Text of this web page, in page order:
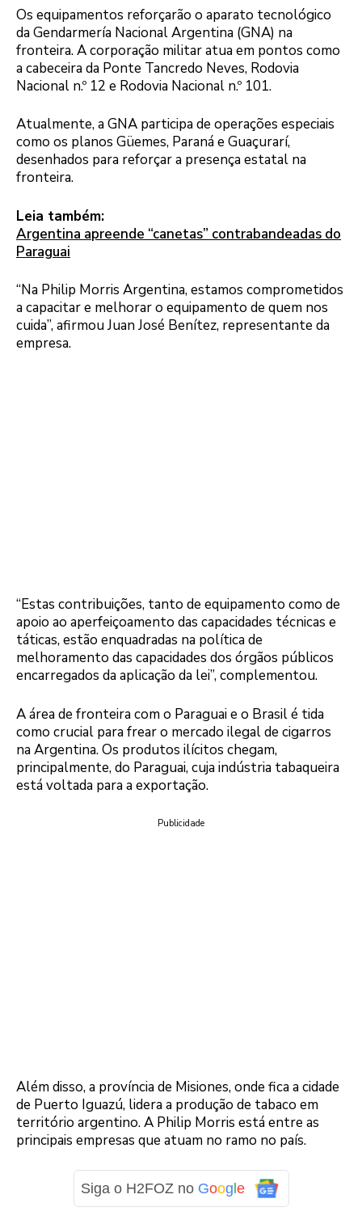
Os equipamentos reforçarão o aparato tecnológico
da Gendarmería Nacional Argentina (GNA) na
fronteira. A corporação militar atua em pontos como
a cabeceira da Ponte Tancredo Neves, Rodovia
Nacional n.º 12 e Rodovia Nacional n.º 101.
Atualmente, a GNA participa de operações especiais
como os planos Güemes, Paraná e Guaçurarí,
desenhados para reforçar a presença estatal na
fronteira.
Leia também:
Argentina apreende “canetas” contrabandeadas do
Paraguai
“Na Philip Morris Argentina, estamos comprometidos
a capacitar e melhorar o equipamento de quem nos
cuida”, afirmou Juan José Benítez, representante da
empresa.
“Estas contribuições, tanto de equipamento como de
apoio ao aperfeiçoamento das capacidades técnicas e
táticas, estão enquadradas na política de
melhoramento das capacidades dos órgãos públicos
encarregados da aplicação da lei”, complementou.
A área de fronteira com o Paraguai e o Brasil é tida
como crucial para frear o mercado ilegal de cigarros
na Argentina. Os produtos ilícitos chegam,
principalmente, do Paraguai, cuja indústria tabaqueira
está voltada para a exportação.
Publicidade
Além disso, a província de Misiones, onde fica a cidade
de Puerto Iguazú, lidera a produção de tabaco em
território argentino. A Philip Morris está entre as
principais empresas que atuam no ramo no país.
Siga o H2FOZ no Goog e